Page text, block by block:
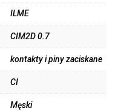
ILME
CIM2D 0.7
kontakty i piny zaciskane
CI
Męski